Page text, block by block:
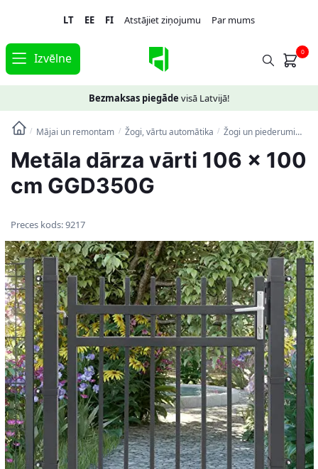
navigation
content
LT EE FI Atstājiet ziņojumu Par mums
Izvēlne 0
Bezmaksas piegāde visā Latvijā!
/ Mājai un remontam / Žogi, vārtu automātika / Žogi un piederumi
Metāla dārza vārti 106 x 100
cm GGD350G
Preces kods:9217